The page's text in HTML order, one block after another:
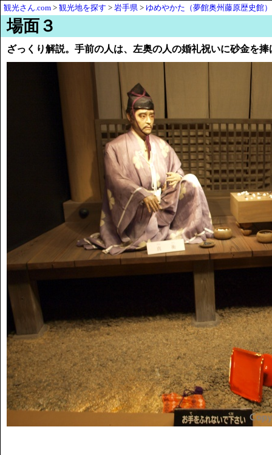
観光さん.com > 観光地を探す > 岩手県 > ゆめやかた（夢館奥州藤原歴史館）
場面３
ざっくり解説。手前の人は、左奥の人の婚礼祝いに砂金